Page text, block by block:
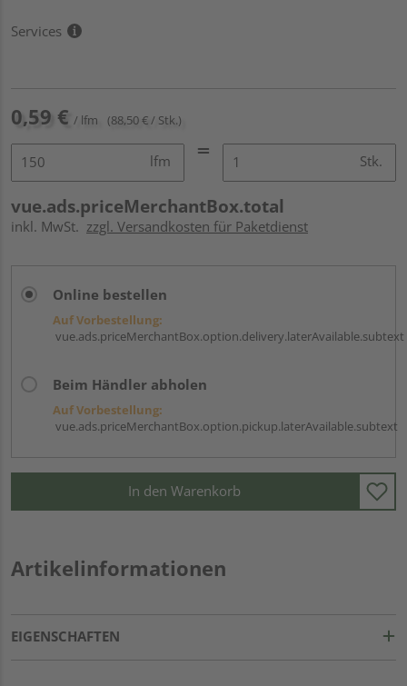
Services
0,59 € / lfm (88,50 € / Stk.)
lfm Stk.
vue.ads.priceMerchantBox.total
inkl. MwSt. zzgl. Versandkosten für Paketdienst
Online bestellen
Auf Vorbestellung:
vue.ads.priceMerchantBox.option.delivery.laterAvailable.subtext
Beim Händler abholen
Auf Vorbestellung:
vue.ads.priceMerchantBox.option.pickup.laterAvailable.subtext
In den Warenkorb
Artikelinformationen
EIGENSCHAFTEN